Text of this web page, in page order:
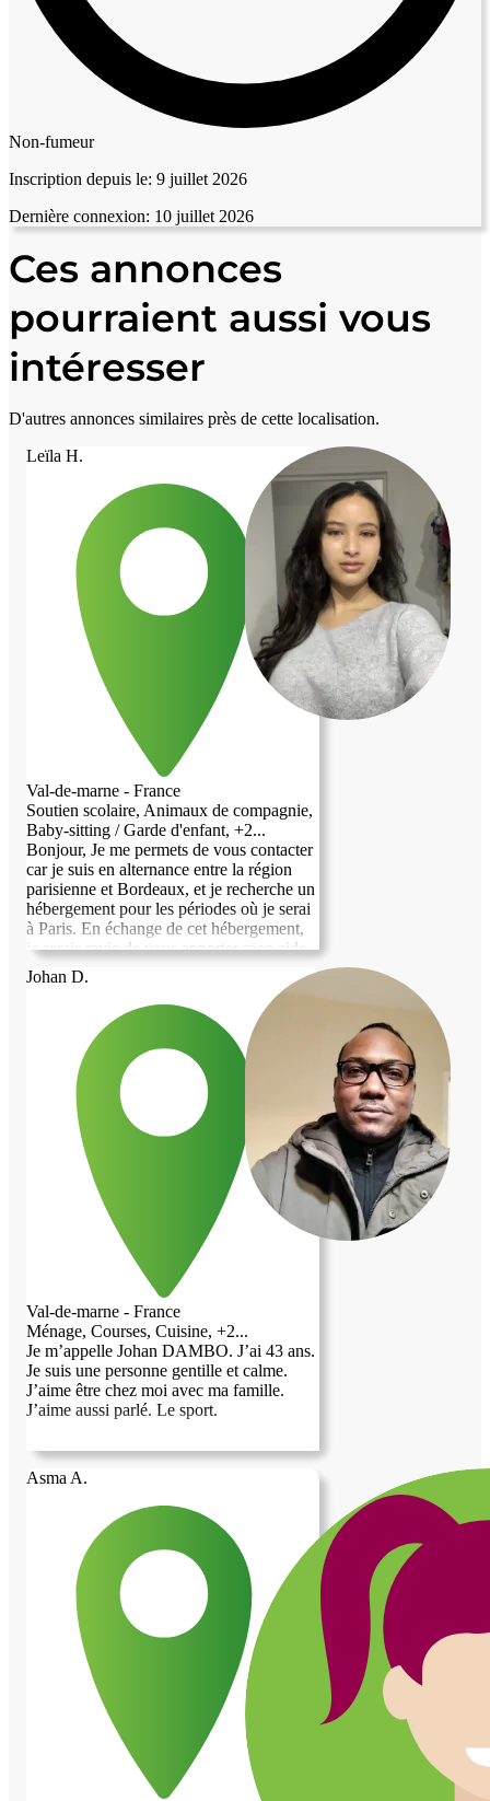
Non-fumeur
Inscription depuis le: 9 juillet 2026
Dernière connexion: 10 juillet 2026
Ces annonces
pourraient aussi vous
intéresser
D'autres annonces similaires près de cette localisation.
Leïla H.
Val-de-marne - France
Soutien scolaire, Animaux de compagnie,
Baby-sitting / Garde d'enfant, +2...
Bonjour, Je me permets de vous contacter
car je suis en alternance entre la région
parisienne et Bordeaux, et je recherche un
hébergement pour les périodes où je serai
à Paris. En échange de cet hébergement,
je serais ravie de vous apporter mon aide
pour les courses, le ménage, le jardinage
ou toute autre petite tâche du quotidien. Je
suis une personne sérieuse, calme et
respectueuse des lieux. N'hésitez pas à me
solliciter si vous souhaitez en savoir plus
sur mes disponibilités ou mon rythme de
vie. Je serais heureuse de discuter avec
vous. Merci beaucoup et à bientôt !
Johan D.
Val-de-marne - France
Ménage, Courses, Cuisine, +2...
Je m’appelle Johan DAMBO. J’ai 43 ans.
Je suis une personne gentille et calme.
J’aime être chez moi avec ma famille.
J’aime aussi parlé. Le sport.
Asma A.